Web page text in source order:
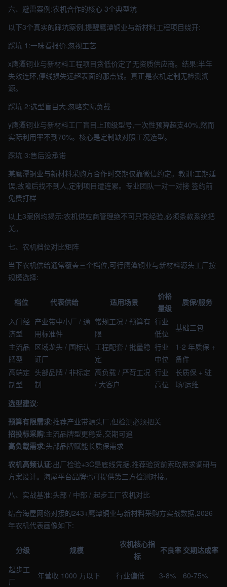
六、避雷案例:农机合作的核心 3个典型坑
以下3个真实的踩坑案例,提醒鹰潭铜业与新材料工程项目绕开:
踩坑 1:一味看报价,忽视工艺
x鹰潭铜业与新材料工程项目贪低价定了无资质供应商。结果:半年
失效连环,停线损失远超表面的那点钱。真正是农机定制无检测溯
源。
踩坑 2:选型盲目大,忽略实际负载
y鹰潭铜业与新材料工厂盲目上顶级型号,一次性预算超支40%,然而
实际利用率不到70%。核心是定制缺对照工况选型。
踩坑 3:售后没承诺
某鹰潭铜业与新材料采购方合作时交期仅靠微信约定。教训:工期延
误,故障后找不到人,定制项目遭连累。专业团队一对一对接 签约前
免费打样
以上3案例均揭示:农机供应商管理绝不可只凭经验,必须条款系统把
关。
七、农机档位对比矩阵
当下农机供给通常覆盖三个档位,可行鹰潭铜业与新材料源头工厂按
规模选择:
档位 代表供给 适用场景
价格
量级
质保/服务
入门经
济型
产业带中小厂 / 通
用标准件
常规工况 / 预算有
限
行业
低位
基础三包
主流品
牌型
区域龙头 / 国标认
证厂
工程配套 / 批量稳
定
行业
中位
1-2 年质保 +
备件
高端定
制型
头部品牌 / 非标定
制
高负载 / 严苛工况
/ 大客户
行业
高位
长质保 + 驻
场/运维
选型建议:
预算有限需求:推荐产业带源头厂,但检测必须把关
招投标采购:主流品牌型更稳妥,交期可追
高负载需求:头部品牌赋能长质保需求
农机高频认证:出厂检验+3C是底线凭据,推荐验货前索取需求调研与
方案设计。海屋平台品牌也可提供第三方检测对接。
八、实战基准:头部 / 中部 / 起步工厂农机对比
结合海屋网络对接的243+鹰潭铜业与新材料采购方实战数据,2026
年农机代表画像如下:
分级 规模
农机核心指
标
不良率 交期达成率
起步工
厂
年营收 1000 万以下 行业偏低 3-8%
60-75%